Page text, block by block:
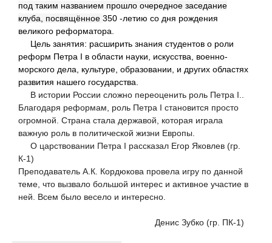
под таким названием прошло очередное заседание
клуба, посвящённое 350 -летию со дня рождения
великого реформатора.
Цель занятия: расширить знания студентов о роли
реформ Петра I в области науки, искусства, военно-
морского дела, культуре, образовании, и других областях
развития нашего государства.
В истории России сложно переоценить роль Петра I..
Благодаря реформам, роль Петра I становится просто
огромной. Страна стала державой, которая играла
важную роль в политической жизни Европы.
О царствовании Петра I рассказал Егор Яковлев (гр.
К-1)
Преподаватель А.К. Кордюкова провела игру по данной
теме, что вызвало большой интерес и активное участие в
ней. Всем было весело и интересно.
Денис Зубко (гр. ПК-1)